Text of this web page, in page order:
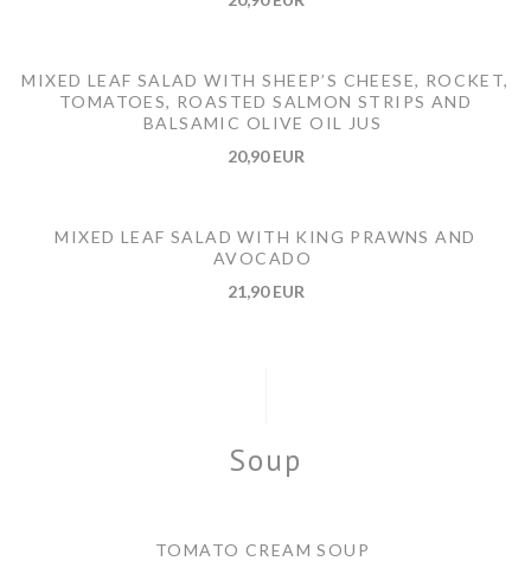
MIXED LEAF SALAD WITH SHEEP’S CHEESE, ROCKET,
TOMATOES, ROASTED SALMON STRIPS AND
BALSAMIC OLIVE OIL JUS
20,90 EUR
MIXED LEAF SALAD WITH KING PRAWNS AND
AVOCADO
21,90 EUR
Soup
TOMATO CREAM SOUP